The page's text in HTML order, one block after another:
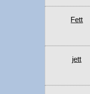
Fett
jett